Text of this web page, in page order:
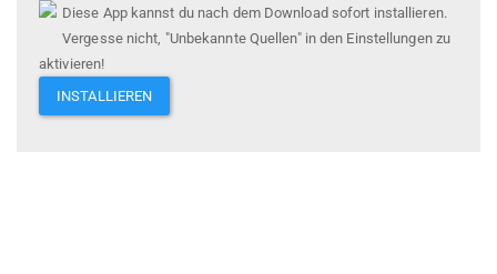
Diese App kannst du nach dem Download sofort installieren.
Vergesse nicht, "Unbekannte Quellen" in den Einstellungen zu
aktivieren!
INSTALLIEREN